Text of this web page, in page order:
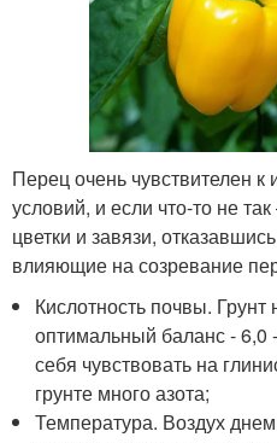
Перец очень чувствителен
условий, и если что-то не
цветки и завязи,
влияющие на созревание
Кислотность почвы.
оптимальный баланс - 6,0
себя чувствовать на
грунте много азота;
Температура. Воздух